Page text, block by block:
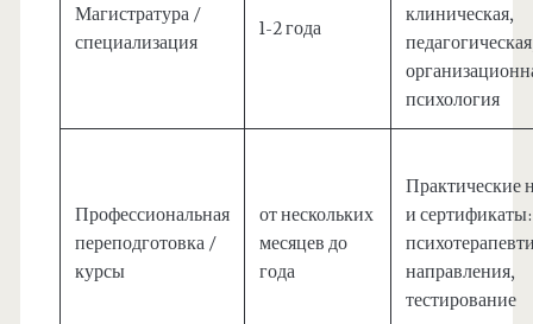
Магистратура /
специализация
1-2 года
клиническая,
психология
Профессиональная
переподготовка /
курсы
от нескольких
месяцев до
года
Практические
и сертификаты:
направления,
тестирование